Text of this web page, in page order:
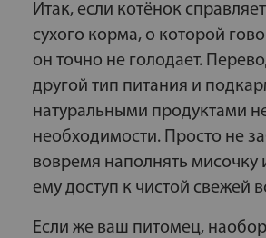
Итак, если котёнок
сухого корма, о которой
он точно не голодает.
другой тип питания и
натуральными продуктами
необходимости. Просто не
вовремя наполнять мисочку
ему доступ к чистой свежей
Если же ваш питомец,